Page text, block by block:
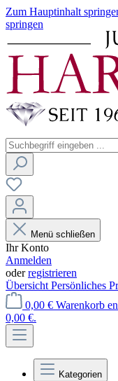
Zum Hauptinhalt
springen
Menü schließen
Ihr Konto
Anmelden
oderregistrieren
Übersicht Persönliches
0,00 € Warenkorb
0,00 €.
Kategorien